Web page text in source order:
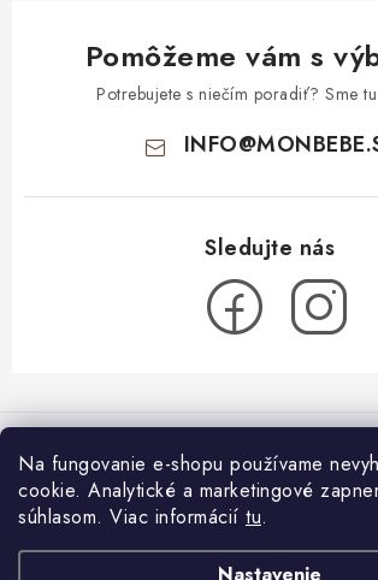
Na fungovanie e-shopu používame
cookie. Analytické a marketingové
súhlasom. Viac informácií tu.
Pomôžeme vám s
Potrebujete s niečím poradiť? Sme
INFO@
á
O nás
Blog
Látkové plienky: ako začať?